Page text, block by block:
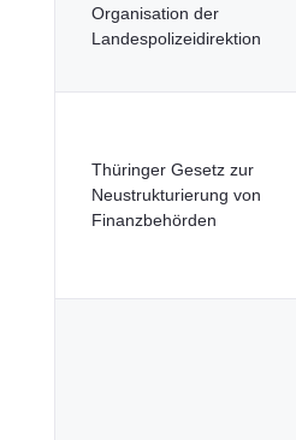
Organisation der
Landespolizeidirektion
Thüringer Gesetz zur
Neustrukturierung von
Finanzbehörden